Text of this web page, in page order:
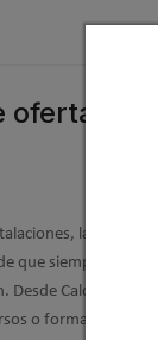
la
que siempre deben
Desde Caloryfrio.com
o formaciones